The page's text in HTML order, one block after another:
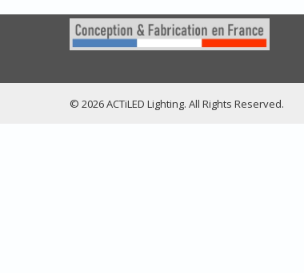
© 2026 ACTiLED Lighting. All Rights Reserved.